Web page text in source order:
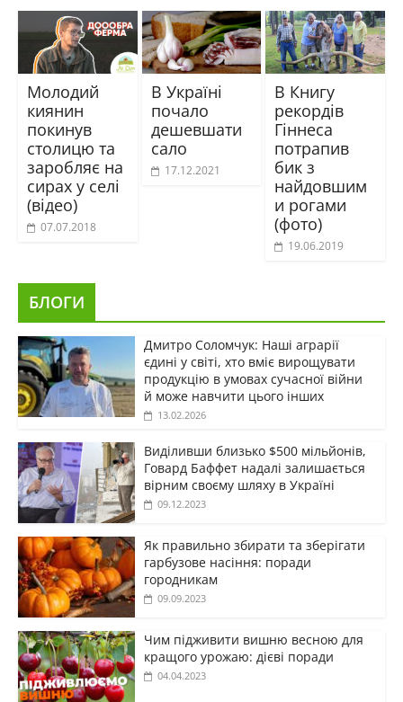
Молодий
киянин
покинув
столицю та
заробляє на
сирах у селі
(відео)
07.07.2018
В Україні
почало
дешевшати
сало
17.12.2021
В Книгу
рекордів
Гіннеса
потрапив
бик з
найдовшим
и рогами
(фото)
19.06.2019
БЛОГИ
Дмитро Соломчук: Наші аграрії
єдині у світі, хто вміє вирощувати
продукцію в умовах сучасної війни
й може навчити цього інших
13.02.2026
Виділивши близько $500 мільйонів,
Говард Баффет надалі залишається
вірним своєму шляху в Україні
09.12.2023
Як правильно збирати та зберігати
гарбузове насіння: поради
городникам
09.09.2023
Чим підживити вишню весною для
кращого урожаю: дієві поради
04.04.2023